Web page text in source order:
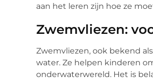
aan het leren zijn hoe ze
Zwemvliezen:
Zwemvliezen, ook bekend
water. Ze helpen kinderen
onderwaterwereld. Het is